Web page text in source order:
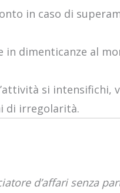
in caso di
in dimenticanze al
si intensifichi,
di irregolarità.
d’affari senza